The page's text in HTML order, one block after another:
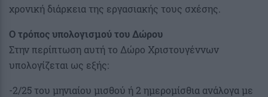
χρονική διάρκεια της εργασιακής τους σχέσης.
Ο τρόπος υπολογισμού του Δώρου
Στην περίπτωση αυτή το Δώρο Χριστουγέννων
υπολογίζεται ως εξής:
-2/25 του μηνιαίου μισθού ή 2 ημερομίσθια ανάλογα με